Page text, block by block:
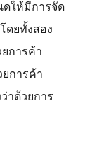
ดให้มีการจัด
ดยทั้งสอง
การค้า
การค้า
าด้วยการ